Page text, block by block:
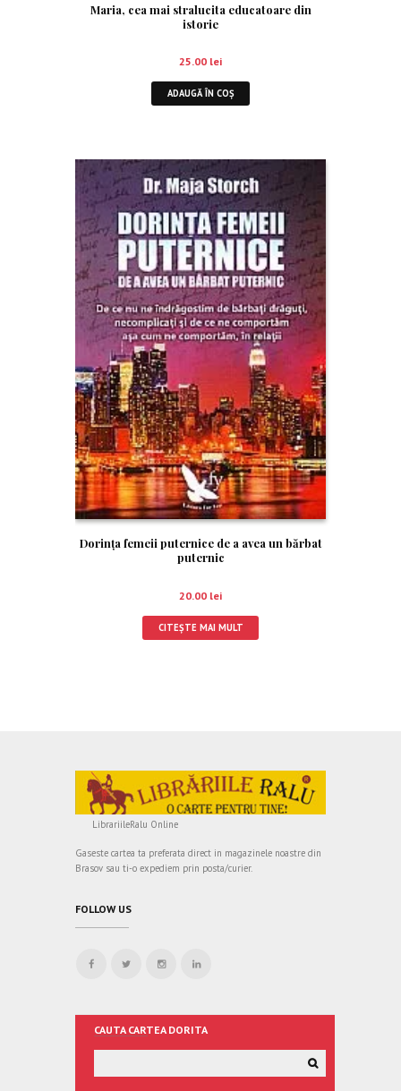
Maria, cea mai stralucita educatoare din
istorie
25.00 lei
ADAUGĂ ÎN COȘ
Dorinţa femeii puternice de a avea un bărbat
puternic
20.00 lei
CITEȘTE MAI MULT
LibrariileRalu Online
Gaseste cartea ta preferata direct in magazinele noastre din
Brasov sau ti-o expediem prin posta/curier.
FOLLOW US
CAUTA CARTEA DORITA